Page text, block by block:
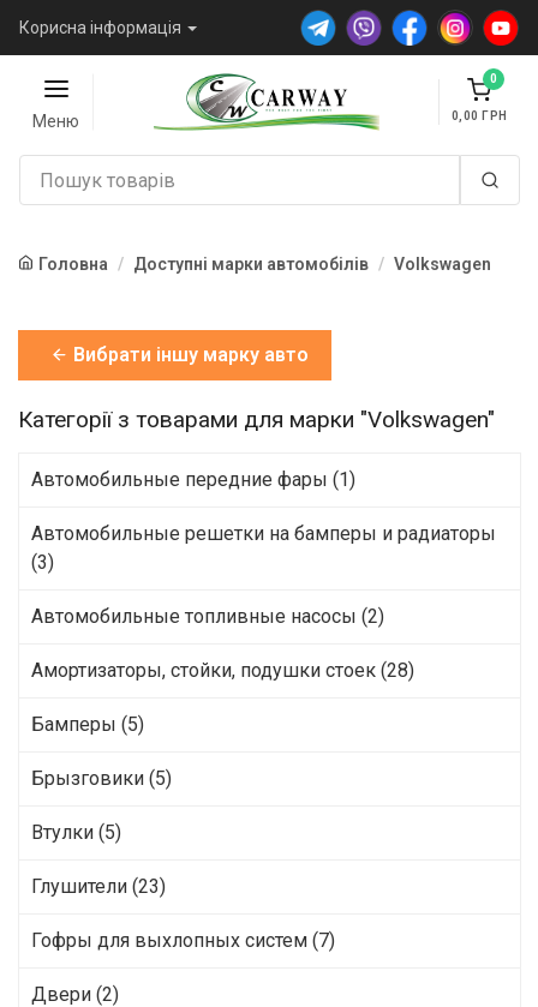
Корисна інформація
Меню
0
0,00
Головна Доступні марки автомобілів Volkswagen
Вибрати іншу марку авто
Категорії з товарами для марки "Volkswagen"
Автомобильные передние фары (1)
Автомобильные решетки на бамперы и радиаторы
(3)
Автомобильные топливные насосы (2)
Амортизаторы, стойки, подушки стоек (28)
Бамперы (5)
Брызговики (5)
Втулки (5)
Глушители (23)
Гофры для выхлопных систем (7)
Двери (2)